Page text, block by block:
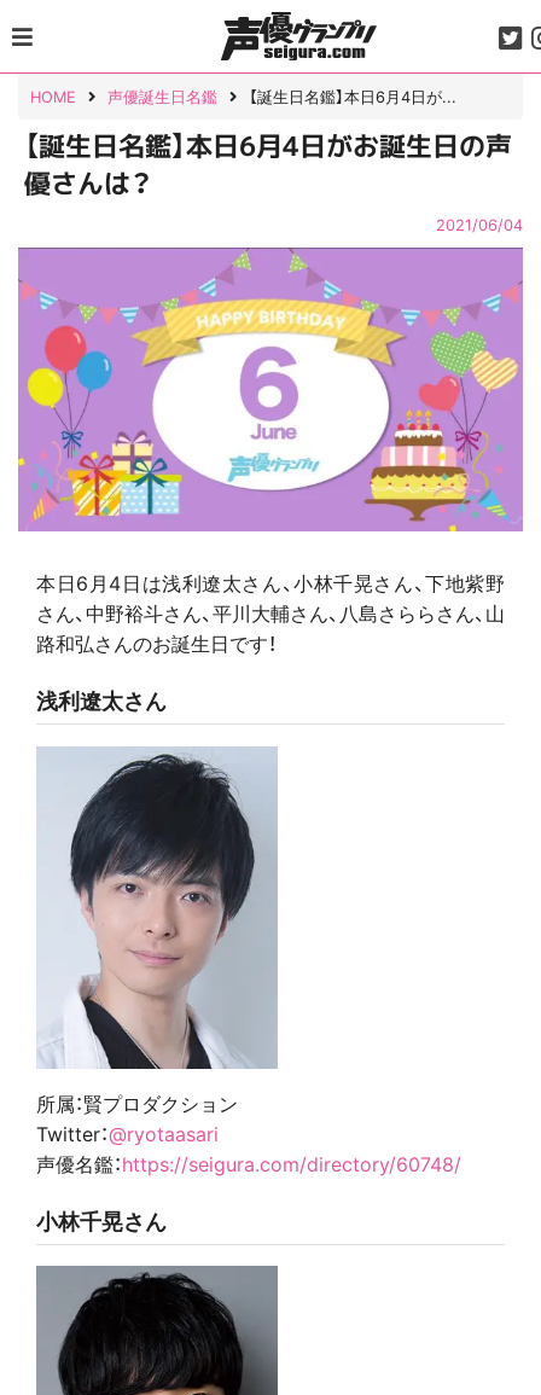
to
content
HOME 声優誕生日名鑑 【誕生日名鑑】本日6月4日が...
【誕生日名鑑】本日6月4日がお誕生日の声
優さんは？
2021/06/04
本日6月4日は浅利遼太さん、小林千晃さん、下地紫野
さん、中野裕斗さん、平川大輔さん、八島さららさん、山
路和弘さんのお誕生日です！
浅利遼太さん
所属：賢プロダクション
Twitter：@ryotaasari
声優名鑑：https://seigura.com/directory/60748/
小林千晃さん